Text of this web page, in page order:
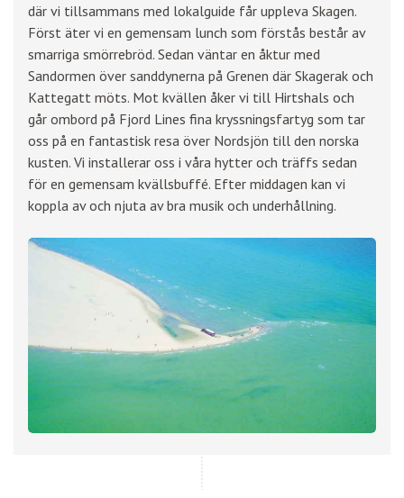
där vi tillsammans med lokalguide får uppleva Skagen.
Först äter vi en gemensam lunch som förstås består av
smarriga smörrebröd. Sedan väntar en åktur med
Sandormen över sanddynerna på Grenen där Skagerak och
Kattegatt möts. Mot kvällen åker vi till Hirtshals och
går ombord på Fjord Lines fina kryssningsfartyg som tar
oss på en fantastisk resa över Nordsjön till den norska
kusten. Vi installerar oss i våra hytter och träffs sedan
för en gemensam kvällsbuffé. Efter middagen kan vi
koppla av och njuta av bra musik och underhållning.